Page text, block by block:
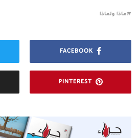
ماذا ولماذا
FACEBOOK
PINTEREST